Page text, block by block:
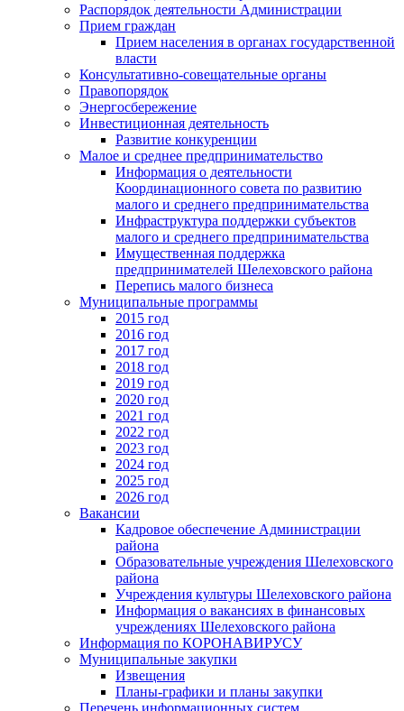
Распорядок деятельности Администрации
Прием граждан
Прием населения в органах государственной
власти
Консультативно-совещательные органы
Правопорядок
Энергосбережение
Инвестиционная деятельность
Развитие конкуренции
Малое и среднее предпринимательство
Информация о деятельности
Координационного совета по развитию
малого и среднего предпринимательства
Инфраструктура поддержки субъектов
малого и среднего предпринимательства
Имущественная поддержка
предпринимателей Шелеховского района
Перепись малого бизнеса
Муниципальные программы
2015 год
2016 год
2017 год
2018 год
2019 год
2020 год
2021 год
2022 год
2023 год
2024 год
2025 год
2026 год
Вакансии
Кадровое обеспечение Администрации
района
Образовательные учреждения Шелеховского
района
Учреждения культуры Шелеховского района
Информация о вакансиях в финансовых
учреждениях Шелеховского района
Информация по КОРОНАВИРУСУ
Муниципальные закупки
Извещения
Планы-графики и планы закупки
Перечень информационных систем